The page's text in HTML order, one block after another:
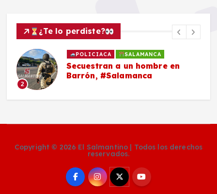
¿Te lo perdiste?
2
POLICIACA SALAMANCA
Secuestran a un hombre en
Barrón, #Salamanca
Copyright © 2026 El Salmantino | Todos los derechos
reservados.